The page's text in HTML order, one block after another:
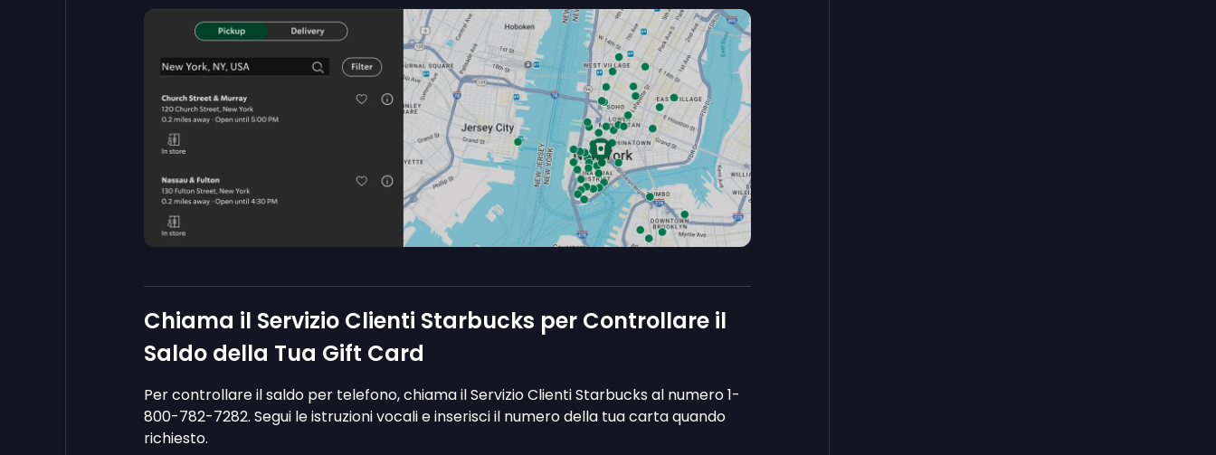
Chiama il Servizio Clienti Starbucks per Controllare il
Saldo della Tua Gift Card
Per controllare il saldo per telefono, chiama il Servizio Clienti Starbucks al numero 1-
800-782-7282. Segui le istruzioni vocali e inserisci il numero della tua carta quando
richiesto.